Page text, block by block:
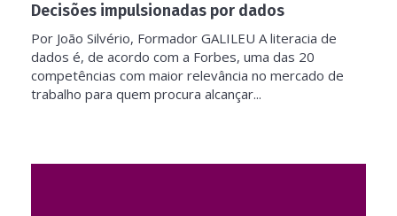
Decisões impulsionadas por dados
Por João Silvério, Formador GALILEU A literacia de
dados é, de acordo com a Forbes, uma das 20
competências com maior relevância no mercado de
trabalho para quem procura alcançar...